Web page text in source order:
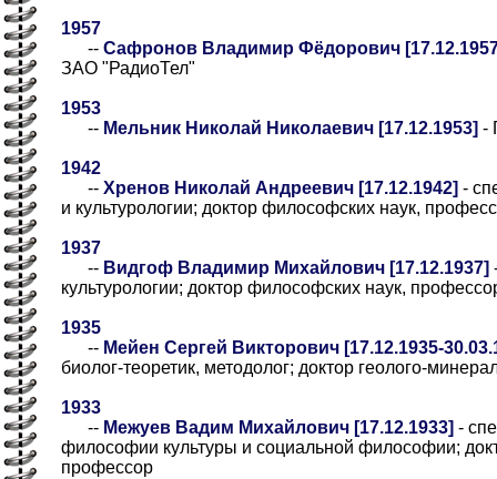
1957
-- Сафронов Владимир Фёдорович
ЗАО "РадиоТел"
1953
-- Мельник Николай Николаевич [17.12.1953] -
1942
-- Хренов Николай Андреевич [17.12.1942] -
и культурологии; доктор философских наук,
1937
-- Видгоф Владимир Михайлович [17.12.1937]
культурологии; доктор философских наук,
1935
-- Мейен Сергей Викторович [17.12.1935-
биолог-теоретик, методолог; доктор геолого-
1933
-- Межуев Вадим Михайлович [17.12.1933] -
философии культуры и социальной философии;
профессор